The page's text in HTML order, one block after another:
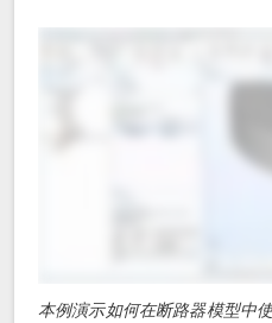
本例演示如何在断路器模型中